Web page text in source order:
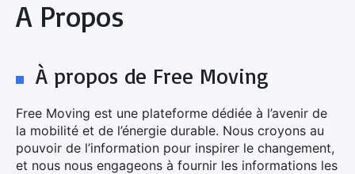
A Propos
À propos de Free Moving
Free Moving est une plateforme dédiée à l’avenir de
la mobilité et de l’énergie durable. Nous croyons au
pouvoir de l’information pour inspirer le changement,
et nous nous engageons à fournir les informations les
Nouvelles Energies